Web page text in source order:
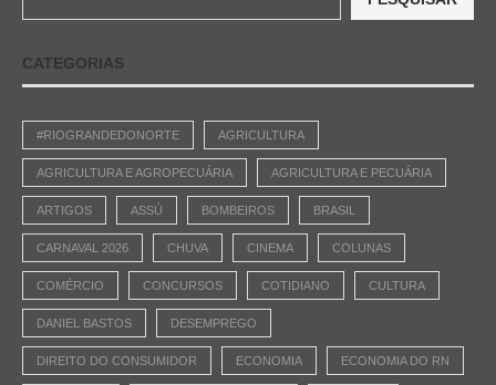
CATEGORIAS
#RIOGRANDEDONORTE AGRICULTURA
AGRICULTURA E AGROPECUÁRIA AGRICULTURA E PECUÁRIA
ARTIGOS ASSÚ BOMBEIROS BRASIL
CARNAVAL 2026 CHUVA CINEMA COLUNAS
COMÉRCIO CONCURSOS COTIDIANO CULTURA
DANIEL BASTOS DESEMPREGO
DIREITO DO CONSUMIDOR ECONOMIA ECONOMIA DO RN